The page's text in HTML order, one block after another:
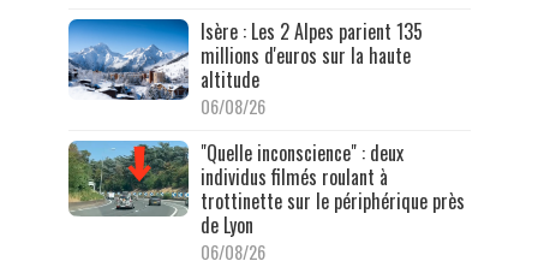
Isère : Les 2 Alpes parient 135
millions d'euros sur la haute
altitude
06/08/26
"Quelle inconscience" : deux
individus filmés roulant à
trottinette sur le périphérique près
de Lyon
06/08/26